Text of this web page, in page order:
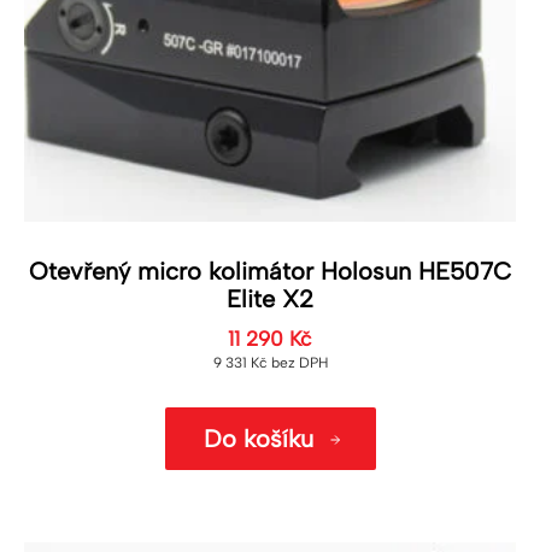
Otevřený micro kolimátor Holosun HE507C
Elite X2
11 290 Kč
9 331 Kč bez DPH
Do košíku